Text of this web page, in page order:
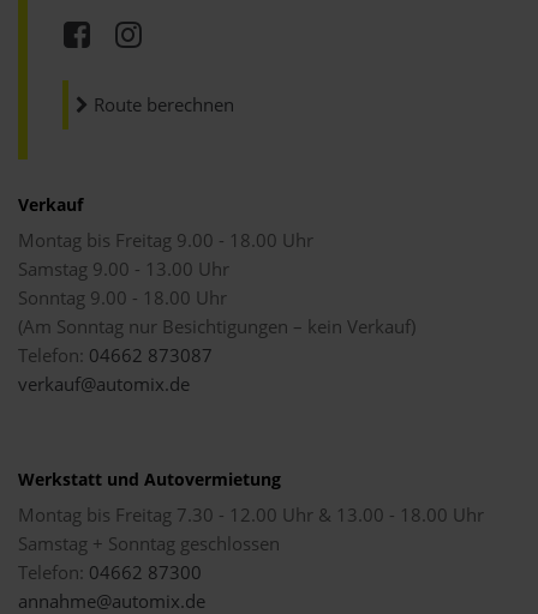
Route berechnen
Verkauf
Montag bis Freitag 9.00 - 18.00 Uhr
Samstag 9.00 - 13.00 Uhr
Sonntag 9.00 - 18.00 Uhr
(Am Sonntag nur Besichtigungen – kein Verkauf)
Telefon: 04662 873087
verkauf@automix.de
Werkstatt und Autovermietung
Montag bis Freitag 7.30 - 12.00 Uhr & 13.00 - 18.00 Uhr
Samstag + Sonntag geschlossen
Telefon: 04662 87300
annahme@automix.de